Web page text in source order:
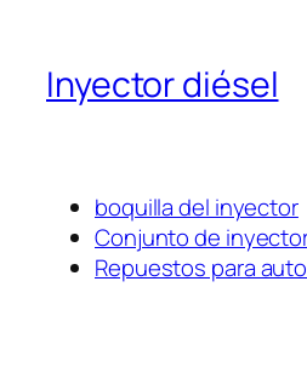
Inyector diésel
boquilla del inyector
Conjunto de
Repuestos para